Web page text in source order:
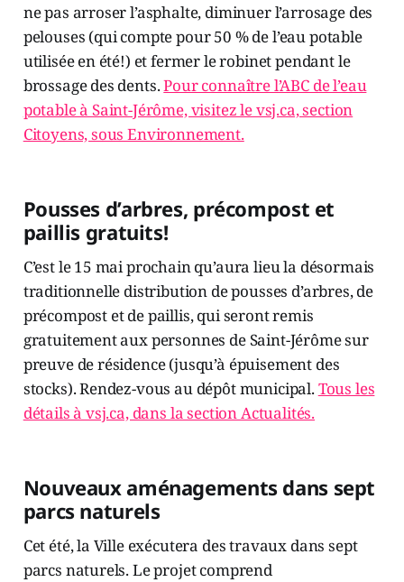
ne pas arroser l’asphalte, diminuer l’arrosage des
pelouses (qui compte pour 50 % de l’eau potable
utilisée en été!) et fermer le robinet pendant le
brossage des dents.Pour connaître l’ABC de l’eau
potable à Saint-Jérôme, visitez le vsj.ca, section
Citoyens, sous Environnement.
Pousses d’arbres, précompost et
paillis gratuits!
C’est le 15 mai prochain qu’aura lieu la désormais
traditionnelle distribution de pousses d’arbres, de
précompost et de paillis, qui seront remis
gratuitement aux personnes de Saint-Jérôme sur
preuve de résidence (jusqu’à épuisement des
stocks). Rendez-vous au dépôt municipal.Tous les
détails à vsj.ca, dans la section Actualités.
Nouveaux aménagements dans sept
parcs naturels
Cet été, la Ville exécutera des travaux dans sept
parcs naturels. Le projet comprend